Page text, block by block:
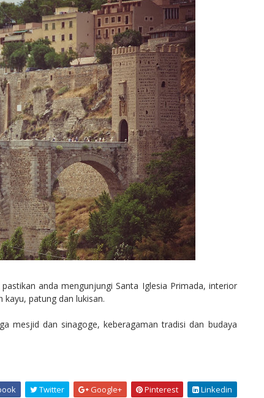
anda mengunjungi Santa Iglesia Primada, interior
kayu, patung dan lukisan.
mesjid dan sinagoge, keberagaman tradisi dan budaya
Twitter Google+ Pinterest Linkedin